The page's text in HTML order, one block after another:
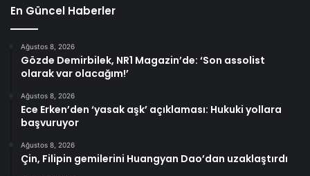
En Güncel Haberler
Ağustos 8, 2026
Gözde Demirbilek, NR1 Magazin’de: ‘Son assolist
olarak var olacağım!’
Ağustos 8, 2026
Ece Erken’den ‘yasak aşk’ açıklaması: Hukuki yollara
başvuruyor
Ağustos 8, 2026
Çin, Filipin gemilerini Huangyan Dao’dan uzaklaştırdı